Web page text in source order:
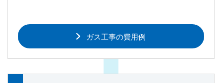
ガス工事の費用例